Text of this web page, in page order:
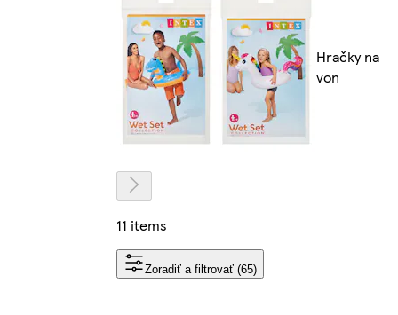
Hračky na
von
11 items
Zoradiť a filtrovať (65)